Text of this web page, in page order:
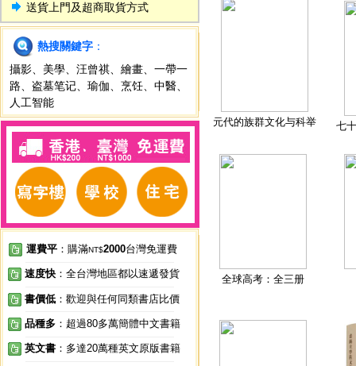
送貨上門及超商取貨方式
熱搜關鍵字 ：
攝影
美學 汪曾祺 繪畫
一帶一
路
盗墓笔记 瑜伽 烹饪 中醫
人工智能
運費平 ：購滿NT$2000台灣免運費
速度快 ：全台灣地區都以速遞發貨
書價低 ：歡迎與任何同類書店比價
品種多 ：超過80多萬簡體中文書籍
英文書 ：多達20萬種英文原版書籍
元代的族群文化与科举 七
全球高考：全三册